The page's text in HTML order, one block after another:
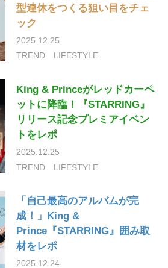
型連休をつくる狙い目をチェ
ック
2025.12.25
TREND
LIFESTYLE
King & Princeがレッドカーペ
ットに降臨！『STARRING』
リリース記念プレミアイベン
トをレポ
2025.12.25
TREND
LIFESTYLE
「自己最高のアルバムが完
成！」King &
Prince『STARRING』囲み取
材をレポ
2025.12.24